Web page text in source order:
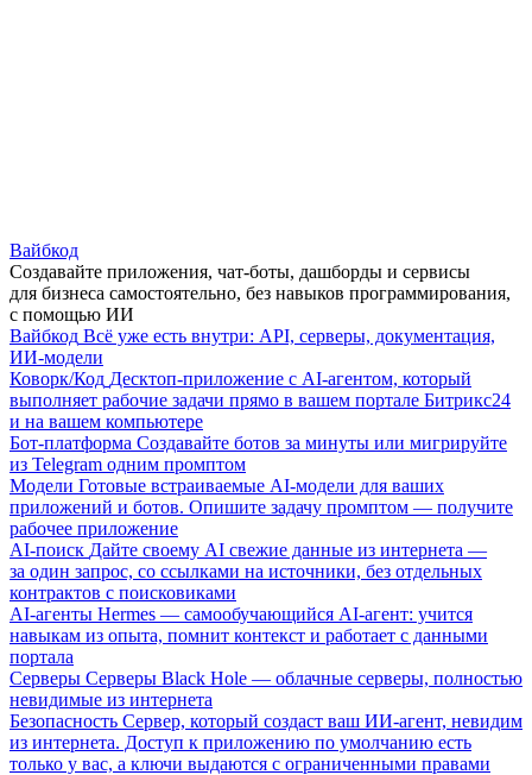
Вайбкод
Создавайте приложения, чат-боты, дашборды и сервисы
для бизнеса самостоятельно, без навыков программирования,
с помощью ИИ
Вайбкод Всё уже есть внутри: API, серверы, документация,
ИИ-модели
Коворк/Код Десктоп-приложение с AI-агентом, который
выполняет рабочие задачи прямо в вашем портале Битрикс24
и на вашем компьютере
Бот-платформа Создавайте ботов за минуты или мигрируйте
из Telegram одним промптом
Модели Готовые встраиваемые AI-модели для ваших
приложений и ботов. Опишите задачу промптом — получите
рабочее приложение
AI-поиск Дайте своему AI свежие данные из интернета —
за один запрос, со ссылками на источники, без отдельных
контрактов с поисковиками
AI-агенты Hermes — самообучающийся AI-агент: учится
навыкам из опыта, помнит контекст и работает с данными
портала
Серверы Серверы Black Hole — облачные серверы, полностью
невидимые из интернета
Безопасность Сервер, который создаст ваш ИИ-агент, невидим
из интернета. Доступ к приложению по умолчанию есть
только у вас, а ключи выдаются с ограниченными правами